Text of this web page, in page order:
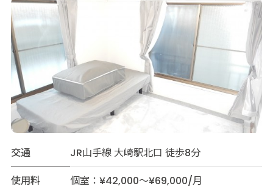
交通
JR山手線 大崎駅北口 徒歩8分
使用料
個室：¥42,000～¥69,000/月